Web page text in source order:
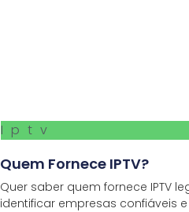
Iptv
Quem Fornece IPTV?
Quer saber quem fornece IPTV
identificar empresas confiáveis